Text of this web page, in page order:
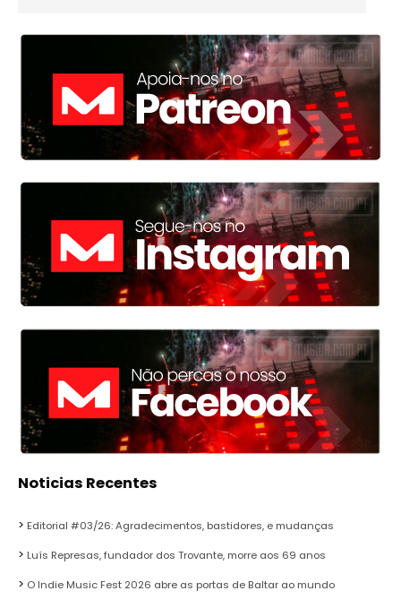
Noticias Recentes
Editorial #03/26: Agradecimentos, bastidores, e mudanças
Luís Represas, fundador dos Trovante, morre aos 69 anos
O Indie Music Fest 2026 abre as portas de Baltar ao mundo